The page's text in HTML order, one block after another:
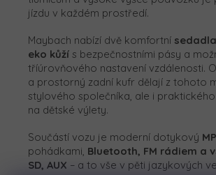
jízdu v každém prostředí.
Maybach nabízí dvě komfortní
eko kůží s bezpečnostními pásy a
tříúrovňového nastavení vzdálenosti.
a prostorný zadní kufr dělají z tohoto
stylového společníka, ale i
na dětské výlety.
Součástí vozu je moderní dotykový
pohádkami, Bluetooth, FM rádiem a
SD, AUX – a to vše v pěti jazykových